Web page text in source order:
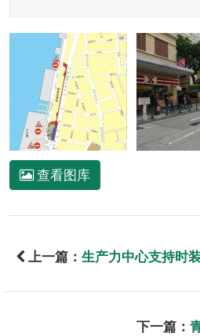
查看图库
上一篇： 生产力中心支持时
下一篇：